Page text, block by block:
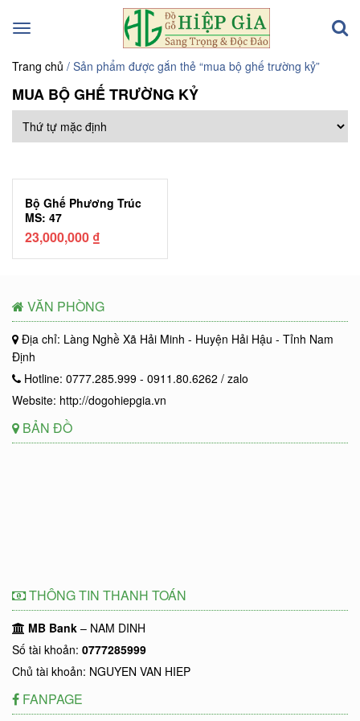
Toggle
Trang chủ / Sản phẩm được gắn thẻ “mua bộ ghế trường kỷ”
MUA BỘ GHẾ TRƯỜNG KỶ
Bộ Ghế Phương Trúc
MS: 47
23,000,000 ₫
VĂN PHÒNG
Địa chỉ: Làng Nghề Xã Hải Minh - Huyện Hải Hậu - Tỉnh Nam
Định
Hotline: 0777.285.999 - 0911.80.6262 / zalo
Website: http://dogohiepgia.vn
BẢN ĐỒ
THÔNG TIN THANH TOÁN
MB Bank – NAM DINH
Số tài khoản: 0777285999
Chủ tài khoản: NGUYEN VAN HIEP
FANPAGE